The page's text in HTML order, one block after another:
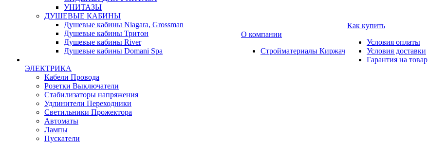
УНИТАЗЫ
ДУШЕВЫЕ КАБИНЫ
Душевые кабины Niagara, Grossman
Душевые кабины Тритон
Душевые кабины River
Душевые кабины Domani Spa
ЭЛЕКТРИКА
Кабели Провода
Розетки Выключатели
Стабилизаторы напряжения
Удлинители Переходники
Светильники Прожектора
Автоматы
Лампы
Пускатели
О компании
Стройматериалы Киржач
Как купить
Условия оплаты
Условия доставки
Гарантия на товар